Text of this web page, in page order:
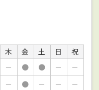
木 金 土 日
祝
－ ● ● －
－
－ ● － － －